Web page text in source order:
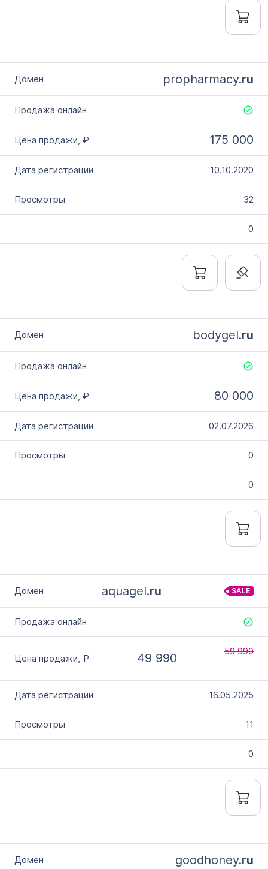
propharmacy.ru
175 000
10.10.2020
32
0
bodygel.ru
80 000
02.07.2026
0
0
aquagel.ru SALE
49 990 59 990
16.05.2025
11
0
goodhoney.ru